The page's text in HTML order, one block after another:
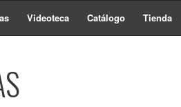
Videoteca Catálogo Tienda